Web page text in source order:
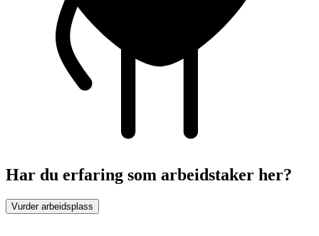
Har du erfaring som arbeidstaker her?
Vurder arbeidsplass